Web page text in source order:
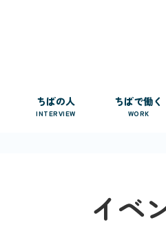
ちばの人
INTERVIEW
ちばで働く
WORK
イベ